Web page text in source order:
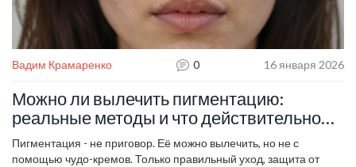
Вадим Крамаренко 0 16 января 2026
Можно ли вылечить пигментацию:
реальные методы и что действительно
работает
Пигментация - не приговор. Её можно вылечить, но не с
помощью чудо-кремов. Только правильный уход, защита от